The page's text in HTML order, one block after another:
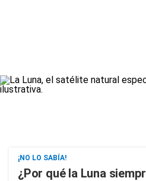
¡NO LO SABÍA!
¿Por qué la Luna